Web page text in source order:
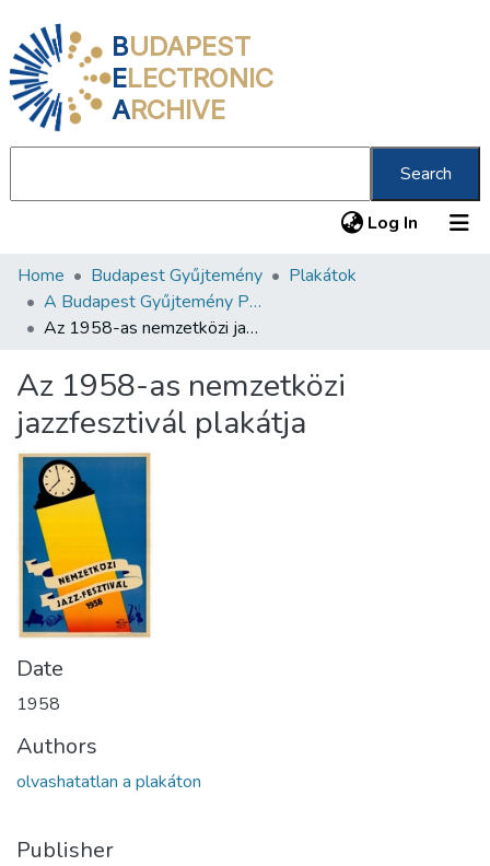
BUDAPEST
ELECTRONIC
ARCHIVE
Search
Log In (current)
Communities & Collections
All of DSpace
About us
Home Budapest Gyűjtemény
Plakátok
A Budapest Gyűjtemény Plakáttárának plakátjai
Az 1958-as nemzetközi jazzfesztivál plakátja
Az 1958-as nemzetközi
jazzfesztivál plakátja
Date
1958
Authors
olvashatatlan a plakáton
Publisher